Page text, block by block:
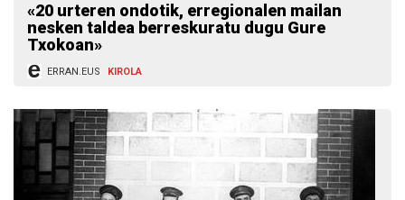
«20 urteren ondotik, erregionalen mailan
nesken taldea berreskuratu dugu Gure
Txokoan»
ERRAN.EUS KIROLA